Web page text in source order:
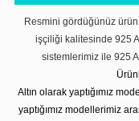
Resmini gördüğünüz ürün
işçiliği kalitesinde 925
sistemlerimiz ile 925
Altın olarak yaptığımız
yaptığımız modellerimiz